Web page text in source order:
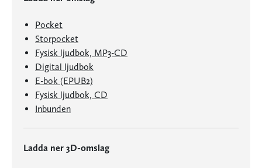
Pocket
Storpocket
Fysisk ljudbok, MP3-CD
Digital ljudbok
E-bok (EPUB2)
Fysisk ljudbok, CD
Inbunden
Ladda ner 3D-omslag